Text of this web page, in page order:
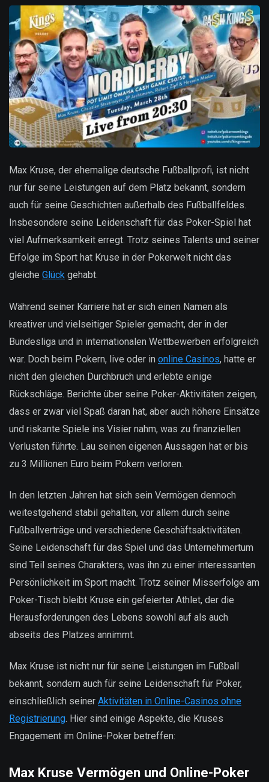
Max Kruse, der ehemalige deutsche Fußballprofi, ist nicht
nur für seine Leistungen auf dem Platz bekannt, sondern
auch für seine Geschichten außerhalb des Fußballfeldes.
Insbesondere seine Leidenschaft für das Poker-Spiel hat
viel Aufmerksamkeit erregt. Trotz seines Talents und seiner
Erfolge im Sport hat Kruse in der Pokerwelt nicht das
gleiche Glück gehabt.
Während seiner Karriere hat er sich einen Namen als
kreativer und vielseitiger Spieler gemacht, der in der
Bundesliga und in internationalen Wettbewerben erfolgreich
war. Doch beim Pokern, live oder in online Casinos, hatte er
nicht den gleichen Durchbruch und erlebte einige
Rückschläge. Berichte über seine Poker-Aktivitäten zeigen,
dass er zwar viel Spaß daran hat, aber auch höhere Einsätze
und riskante Spiele ins Visier nahm, was zu finanziellen
Verlusten führte. Lau seinen eigenen Aussagen hat er bis
zu 3 Millionen Euro beim Pokern verloren.
In den letzten Jahren hat sich sein Vermögen dennoch
weitestgehend stabil gehalten, vor allem durch seine
Fußballverträge und verschiedene Geschäftsaktivitäten.
Seine Leidenschaft für das Spiel und das Unternehmertum
sind Teil seines Charakters, was ihn zu einer interessanten
Persönlichkeit im Sport macht. Trotz seiner Misserfolge am
Poker-Tisch bleibt Kruse ein gefeierter Athlet, der die
Herausforderungen des Lebens sowohl auf als auch
abseits des Platzes annimmt.
Max Kruse ist nicht nur für seine Leistungen im Fußball
bekannt, sondern auch für seine Leidenschaft für Poker,
einschließlich seiner Aktivitäten in Online-Casinos ohne
Registrierung. Hier sind einige Aspekte, die Kruses
Engagement im Online-Poker betreffen:
Max Kruse Vermögen und Online-Poker